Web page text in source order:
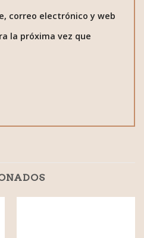
correo electrónico y web
la próxima vez que